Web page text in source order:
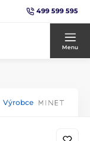
499 599 595
Menu
Výrobce